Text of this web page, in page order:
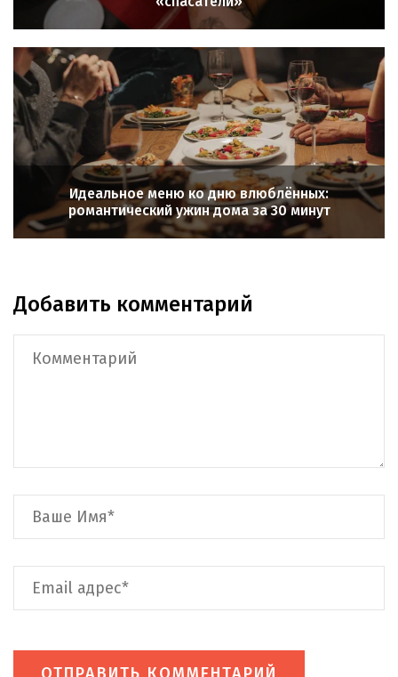
Идеальное меню ко дню влюблённых:
романтический ужин дома за 30 минут
Добавить комментарий